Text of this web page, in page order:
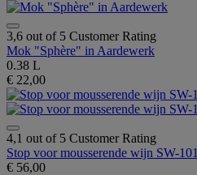
3,6 out of 5 Customer Rating
Mok "Sphère" in Aardewerk
0.38 L
€ 22,00
4,1 out of 5 Customer Rating
Stop voor mousserende wijn SW-101
€ 56,00